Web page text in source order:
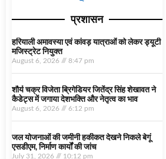
प्रशासन
हरियाली अमावस्या एवं कांवड़ यात्राओं को लेकर ड्यूटी
मजिस्ट्रेट नियुक्त
August 6, 2026 8:47 pm
शौर्य चक्र विजेता ब्रिगेडियर जितेंद्र सिंह शेखावत ने
कैडेट्स में जगाया देशभक्ति और नेतृत्व का भाव
August 6, 2026 6:12 pm
जल योजनाओं की जमीनी हकीकत देखने निकले बेगूं
एसडीएम, निर्माण कार्यों की जांच
July 31, 2026 10:12 pm